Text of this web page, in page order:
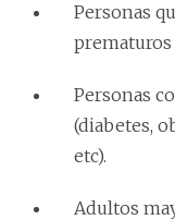
Personas
Personas
(diabetes,
etc).
Adultos